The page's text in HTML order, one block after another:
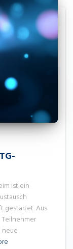
ist ein
gestartet. Aus